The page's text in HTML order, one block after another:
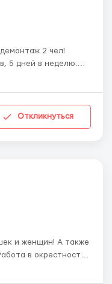
2 чел!
Марина
Откликнуться
А также